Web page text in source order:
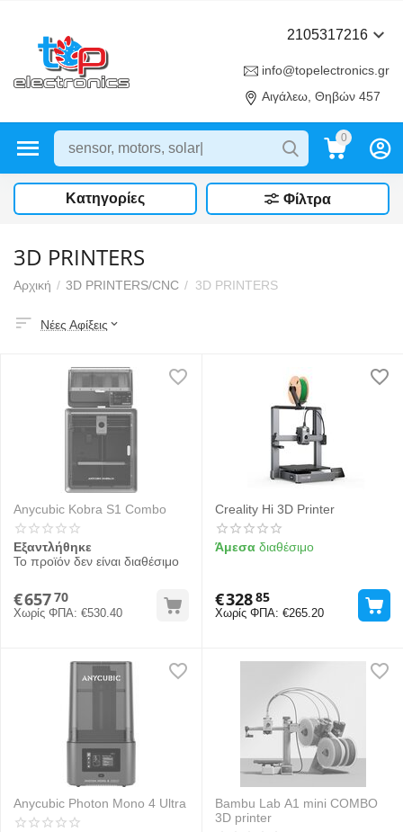
2105317216
info@topelectronics.gr
Αιγάλεω, Θηβών 457
0
Κατηγορίες Φίλτρα
3D PRINTERS
Αρχική / 3D PRINTERS/CNC / 3D PRINTERS
Νέες Αφίξεις
Anycubic Kobra S1 Combo
Εξαντλήθηκε
Το προϊόν δεν είναι διαθέσιμο
€65770
Χωρίς ΦΠΑ: €530.40
Creality Hi 3D Printer
Άμεσα διαθέσιμο
€32885
Χωρίς ΦΠΑ: €265.20
Anycubic Photon Mono 4 Ultra
Bambu Lab A1 mini COMBO
3D printer